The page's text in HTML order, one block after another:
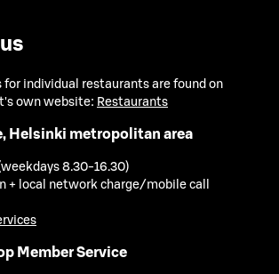
individual restaurants are found on
own website: Restaurants
Helsinki metropolitan area
8.30-16.30)
+ local network charge/mobile call
Member Service